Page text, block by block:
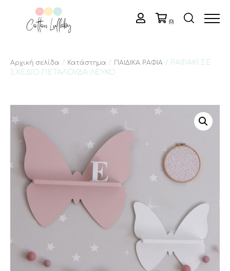
(0)
Αρχική σελίδα / Κατάστημα / ΠΑΙΔΙΚΑ ΡΑΦΙΑ / ΡΑΦΑΚΙ ΣΕ
ΣΧΕΔΙΟ ΠΕΤΑΛΟΥΔΑ ΛΕΥΚΟ